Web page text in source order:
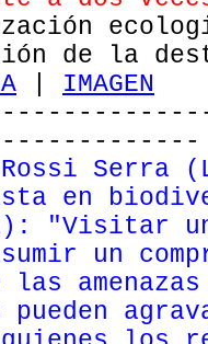
de la
IMAGEN
Serra
en
"Visitar
un
las
pueden